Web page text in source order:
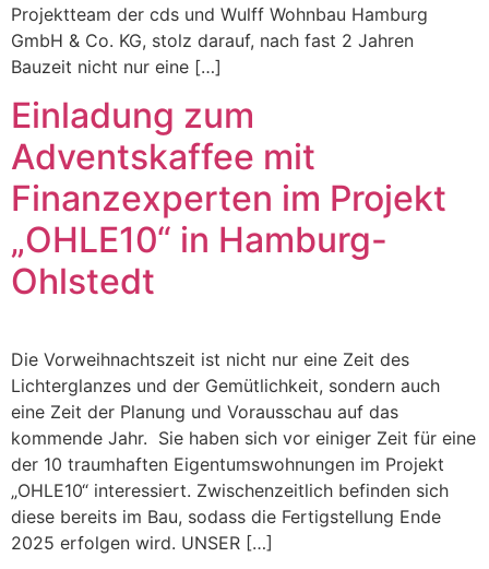
Projektteam der cds und Wulff Wohnbau Hamburg
GmbH & Co. KG, stolz darauf, nach fast 2 Jahren
Bauzeit nicht nur eine […]
Einladung zum
Adventskaffee mit
Finanzexperten im Projekt
„OHLE10“ in Hamburg-
Ohlstedt
Die Vorweihnachtszeit ist nicht nur eine Zeit des
Lichterglanzes und der Gemütlichkeit, sondern auch
eine Zeit der Planung und Vorausschau auf das
kommende Jahr. Sie haben sich vor einiger Zeit für eine
der 10 traumhaften Eigentumswohnungen im Projekt
„OHLE10“ interessiert. Zwischenzeitlich befinden sich
diese bereits im Bau, sodass die Fertigstellung Ende
2025 erfolgen wird. UNSER […]